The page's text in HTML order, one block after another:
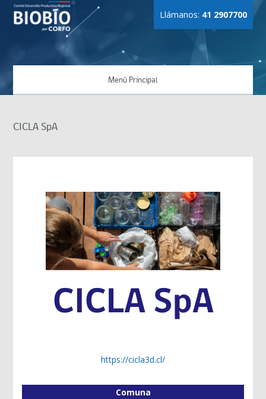
Llámanos: 41 2907700
Menú Principal
CICLA SpA
CICLA SpA
https://cicla3d.cl/
Comuna